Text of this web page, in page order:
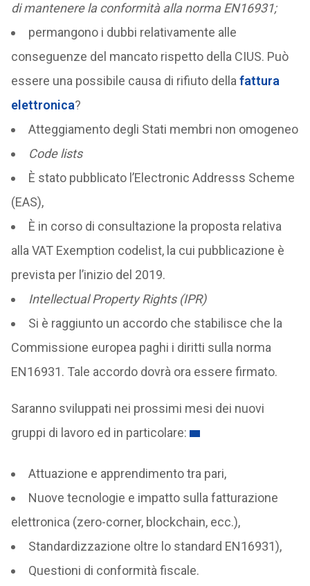
di mantenere la conformità alla norma EN16931;
permangono i dubbi relativamente alle
conseguenze del mancato rispetto della CIUS. Può
essere una possibile causa di rifiuto della fattura
elettronica?
Atteggiamento degli Stati membri non omogeneo
Code lists
È stato pubblicato l’Electronic Addresss Scheme
(EAS),
È in corso di consultazione la proposta relativa
alla VAT Exemption codelist, la cui pubblicazione è
prevista per l’inizio del 2019.
Intellectual Property Rights (IPR)
Si è raggiunto un accordo che stabilisce che la
Commissione europea paghi i diritti sulla norma
EN16931. Tale accordo dovrà ora essere firmato.
Saranno sviluppati nei prossimi mesi dei nuovi
gruppi di lavoro ed in particolare:
Attuazione e apprendimento tra pari,
Nuove tecnologie e impatto sulla fatturazione
elettronica (zero-corner, blockchain, ecc.),
Standardizzazione oltre lo standard EN16931),
Questioni di conformità fiscale.